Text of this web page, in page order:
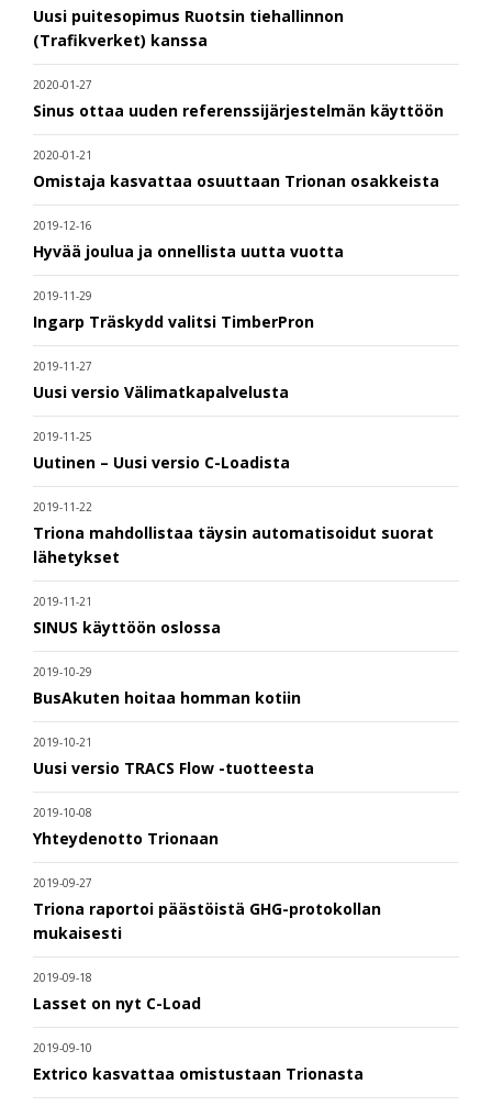
Uusi puitesopimus Ruotsin tiehallinnon
(Trafikverket) kanssa
2020-01-27
Sinus ottaa uuden referenssijärjestelmän käyttöön
2020-01-21
Omistaja kasvattaa osuuttaan Trionan osakkeista
2019-12-16
Hyvää joulua ja onnellista uutta vuotta
2019-11-29
Ingarp Träskydd valitsi TimberPron
2019-11-27
Uusi versio Välimatkapalvelusta
2019-11-25
Uutinen – Uusi versio C-Loadista
2019-11-22
Triona mahdollistaa täysin automatisoidut suorat
lähetykset
2019-11-21
SINUS käyttöön oslossa
2019-10-29
BusAkuten hoitaa homman kotiin
2019-10-21
Uusi versio TRACS Flow -tuotteesta
2019-10-08
Yhteydenotto Trionaan
2019-09-27
Triona raportoi päästöistä GHG-protokollan
mukaisesti
2019-09-18
Lasset on nyt C-Load
2019-09-10
Extrico kasvattaa omistustaan Trionasta